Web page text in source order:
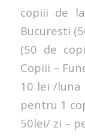
copiii de
Bucuresti
(50 de
Copiii –
10 lei /luna
pentru 1
50lei/ zi –